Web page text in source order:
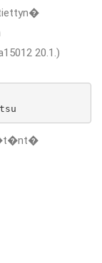
tiettyn�
20.1.)